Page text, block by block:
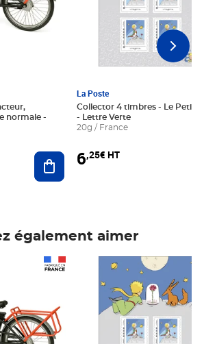
Ajouter au panier
La Poste
Collector 4 timbres - Le Petit
- Lettre Verte
20g / France
6,25€ HT
également aimer
Prix 6,25€ HT